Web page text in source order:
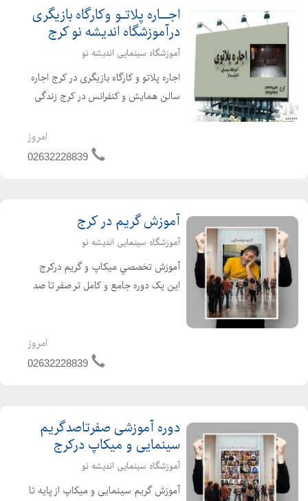
اجــاره پلاتـو وکارگاه بازیگری
درآموزشگاه اندیشه نو کرج
آموزشگاه سینمایی اندیشه نو
اجاره پلاتو و کارگاه بازیگری در کرج اجاره
سالن همایش و کنفرانس در کرج زندگی
بازیگری به چه جایی گفته میشود؟ برای
تهیه و تولید یک اثر هنری مثل تئاتر و
امروز
02632228839
آموزش گریم در کرج
آموزشگاه سینمایی اندیشه نو
آموزش تخصصي ميکاپ و گريم درکرج
این یک دوره جامع و کامل تر صفر تا صد
عکاسی، تئاتر و غیره) را آموزش می دهد.
امروز
02632228839
دوره آموزشی صفرتاصدگریم
سینمایی و میکاپ درکرج
آموزشگاه سینمایی اندیشه نو
آموزش گریم سینمایی و میکاپ از پایه تا